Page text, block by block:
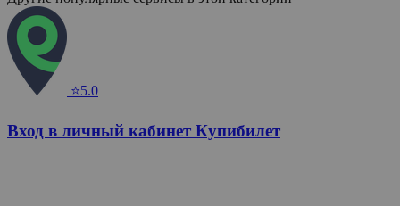
⭐5.0
Вход в личный кабинет Купибилет